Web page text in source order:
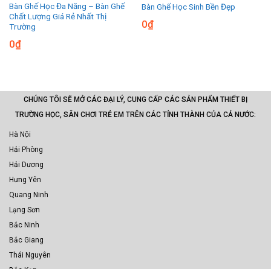
Bàn Ghế Học Đa Năng – Bàn Ghế
Chất Lượng Giá Rẻ Nhất Thị
Trường
0₫
Bàn Ghế Học Sinh Bền Đẹp
0₫
CHÚNG TÔI SẼ MỞ CÁC ĐẠI LÝ, CUNG CẤP CÁC SẢN PHẨM THIẾT BỊ
TRƯỜNG HỌC, SÂN CHƠI TRẺ EM TRÊN CÁC TỈNH THÀNH CỦA CẢ NƯỚC:
Hà Nội
Hải Phòng
Hải Dương
Hưng Yên
Quang Ninh
Lạng Sơn
Bắc Ninh
Bắc Giang
Thái Nguyên